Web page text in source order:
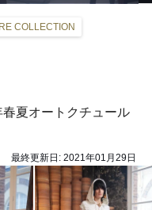
COLLECTION
夏オートクチュール
最終更新日: 2021年01月29日